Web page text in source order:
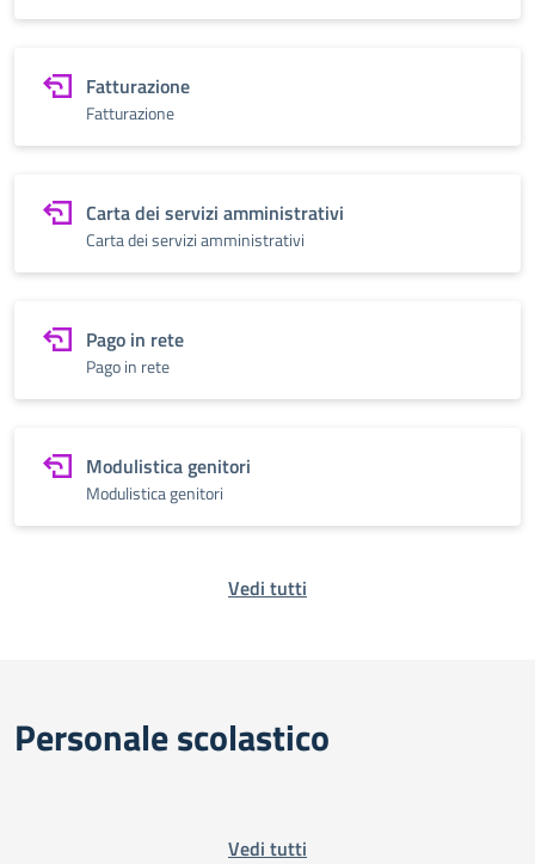
Fatturazione
Fatturazione
Carta dei servizi amministrativi
Carta dei servizi amministrativi
Pago in rete
Pago in rete
Modulistica genitori
Modulistica genitori
Vedi tutti
Personale scolastico
Vedi tutti